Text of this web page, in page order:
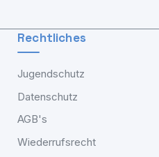
Rechtliches
Jugendschutz
Datenschutz
AGB's
Wiederrufsrecht